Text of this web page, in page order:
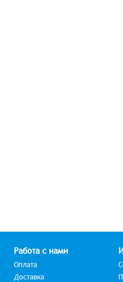
Работа с нами
Оплата
Доставка